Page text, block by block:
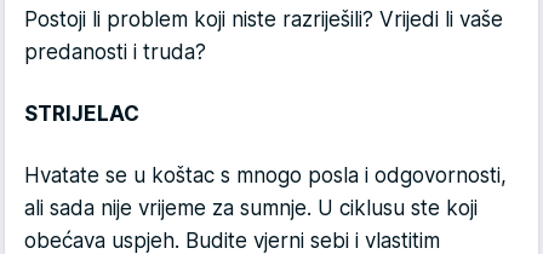
Postoji li problem koji niste razriješili? Vrijedi li vaše
predanosti i truda?
STRIJELAC
Hvatate se u koštac s mnogo posla i odgovornosti,
ali sada nije vrijeme za sumnje. U ciklusu ste koji
obećava uspjeh. Budite vjerni sebi i vlastitim